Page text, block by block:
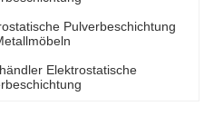
Pulverbeschichtung
Elektrostatische